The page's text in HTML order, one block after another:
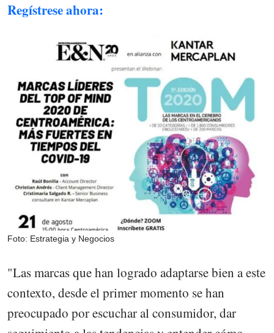
Regístrese ahora:
Foto: Estrategia y Negocios
"Las marcas que han logrado adaptarse bien a este
contexto, desde el primer momento se han
preocupado por escuchar al consumidor, dar